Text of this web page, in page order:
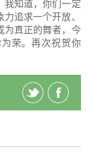
我知道，你们一定
追求一个开放、
为真正的舞者，今
荣。再次祝贺你